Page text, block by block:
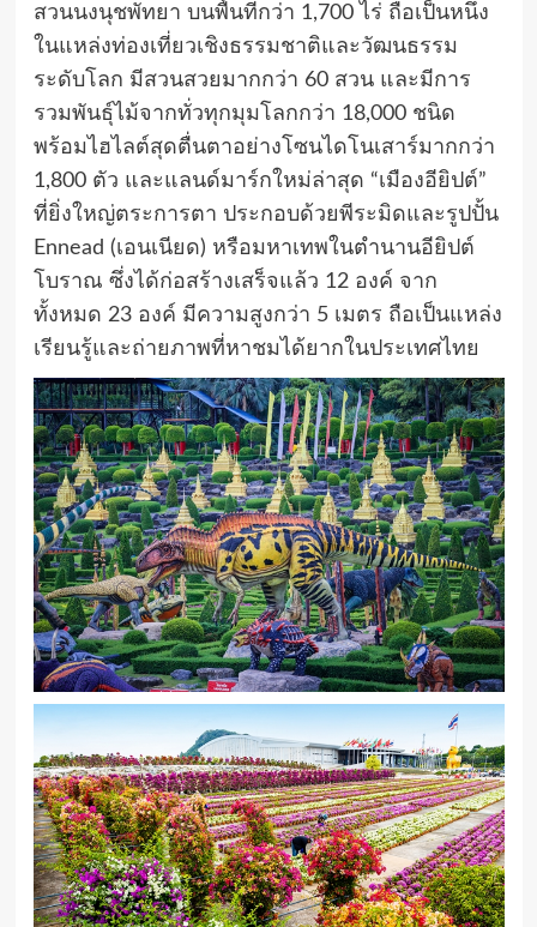
สวนนงนุชพัทยา บนพื้นที่กว่า 1,700 ไร่ ถือเป็นหนึ่ง
ในแหล่งท่องเที่ยวเชิงธรรมชาติและวัฒนธรรม
ระดับโลก มีสวนสวยมากกว่า 60 สวน และมีการ
รวมพันธุ์ไม้จากทั่วทุกมุมโลกกว่า 18,000 ชนิด
พร้อมไฮไลต์สุดตื่นตาอย่างโซนไดโนเสาร์มากกว่า
1,800 ตัว และแลนด์มาร์กใหม่ล่าสุด “เมืองอียิปต์”
ที่ยิ่งใหญ่ตระการตา ประกอบด้วยพีระมิดและรูปปั้น
Ennead (เอนเนียด) หรือมหาเทพในตำนานอียิปต์
โบราณ ซึ่งได้ก่อสร้างเสร็จแล้ว 12 องค์ จาก
ทั้งหมด 23 องค์ มีความสูงกว่า 5 เมตร ถือเป็นแหล่ง
เรียนรู้และถ่ายภาพที่หาชมได้ยากในประเทศไทย